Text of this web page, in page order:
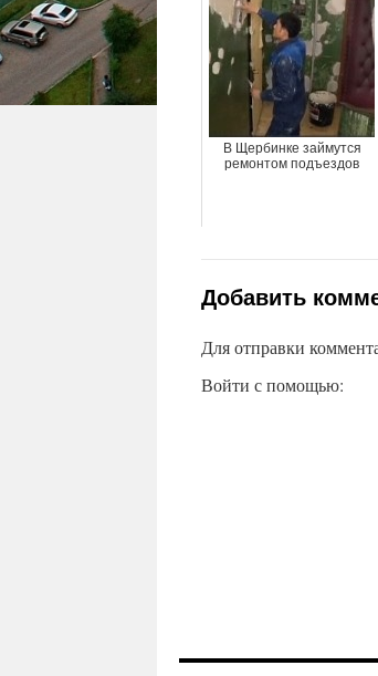
В Щербинке займутся
ремонтом подъездов
Добавить
Для отправки
Войти с помощью: